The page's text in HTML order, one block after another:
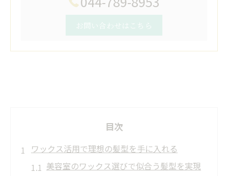
お問い合わせはこちら
目次
ワックス活用で理想の髪型を手に入れる
美容室のワックス選びで似合う髪型を実現